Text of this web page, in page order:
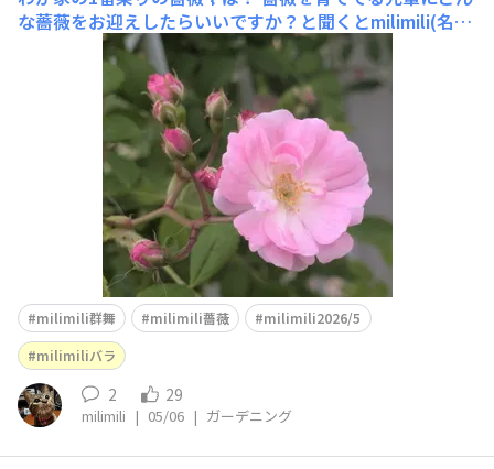
な薔薇をお迎えしたらいいですか？と聞くとmilimili(名
前)さんには群舞がぴったり🩷とすすめられて1番にお迎え
した薔薇です🤗ここまで大きくなりました❣️5/5小ぶりの
お花なんて可愛らしいの😍🩷蕾が１杯です💕💕mahalo♡
milimili群舞 milimili薔薇
milimili2026/5
milimiliバラ
2 29
milimili | 05/06 | ガーデニング